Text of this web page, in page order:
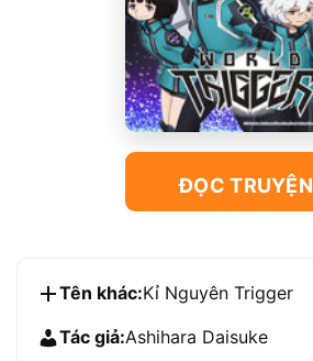
ĐỌC TRUYỆN
Tên khác:Kỉ Nguyên Trigger
Tác giả:Ashihara Daisuke